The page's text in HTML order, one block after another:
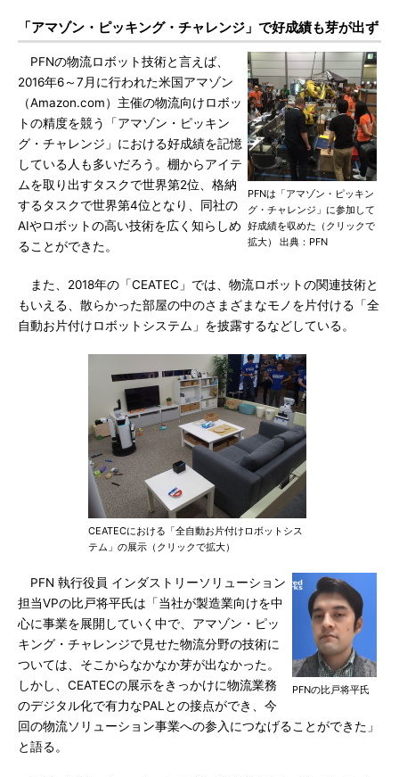
「アマゾン・ピッキング・チャレンジ」で好成績も芽が出ず
PFNは「アマゾン・ピッキン
グ・チャレンジ」に参加して
好成績を収めた（クリックで
拡大） 出典：PFN
PFNの物流ロボット技術と言えば、
2016年6～7月に行われた米国アマゾン
（Amazon.com）主催の物流向けロボッ
トの精度を競う「アマゾン・ピッキン
グ・チャレンジ」における好成績を記憶
している人も多いだろう。棚からアイテ
ムを取り出すタスクで世界第2位、格納
するタスクで世界第4位となり、同社の
AIやロボットの高い技術を広く知らしめ
ることができた。
また、2018年の「CEATEC」では、物流ロボットの関連技術と
もいえる、散らかった部屋の中のさまざまなモノを片付ける「全
自動お片付けロボットシステム」を披露するなどしている。
CEATECにおける「全自動お片付けロボットシス
テム」の展示（クリックで拡大）
PFNの比戸将平氏
PFN 執行役員 インダストリーソリューション
担当VPの比戸将平氏は「当社が製造業向けを中
心に事業を展開していく中で、アマゾン・ピッ
キング・チャレンジで見せた物流分野の技術に
ついては、そこからなかなか芽が出なかった。
しかし、CEATECの展示をきっかけに物流業務
のデジタル化で有力なPALとの接点ができ、今
回の物流ソリューション事業への参入につなげることができた」
と語る。